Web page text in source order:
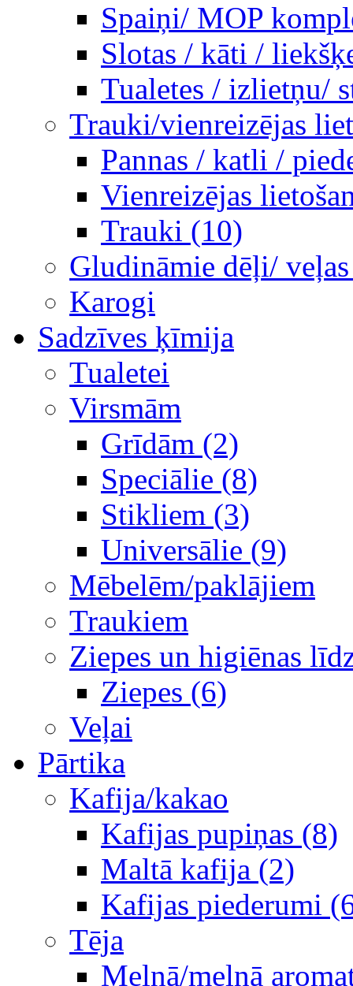
Spaiņi/ MOP
Slotas / kāti /
Tualetes / izlietņu/
Trauki/vienreizējas
Pannas / katli /
Vienreizējas
Trauki (10)
Gludināmie dēļi/
Karogi
Sadzīves ķīmija
Tualetei
Virsmām
Grīdām (2)
Speciālie (8)
Stikliem (3)
Universālie (9)
Mēbelēm/paklājiem
Traukiem
Ziepes un higiēnas
Ziepes (6)
Veļai
Pārtika
Kafija/kakao
Kafijas pupiņas (8)
Maltā kafija (2)
Kafijas piederumi
Tēja
Melnā/melnā